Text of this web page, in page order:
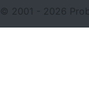
© 2001 - 2026